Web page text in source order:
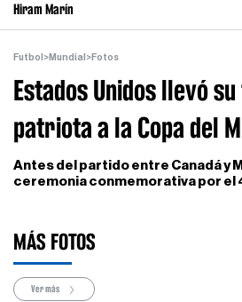
Hiram Marín
Futbol >Mundial >Fotos
Estados Unidos llevó
patriota a la Copa del
Antes del partido entre Canadá y
ceremonia conmemorativa por el
MÁS FOTOS
Ver más